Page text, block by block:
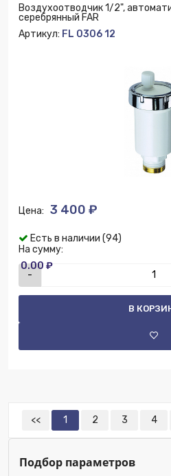
Подбор параметров
Воздухоотводчик 1/2",
серебрянный FAR
Артикул: FL 0306 12
Цена: 3 400 ₽
Есть в наличии (94)
На сумму:
0.00 ₽
-
В
<< 1 2 3 4